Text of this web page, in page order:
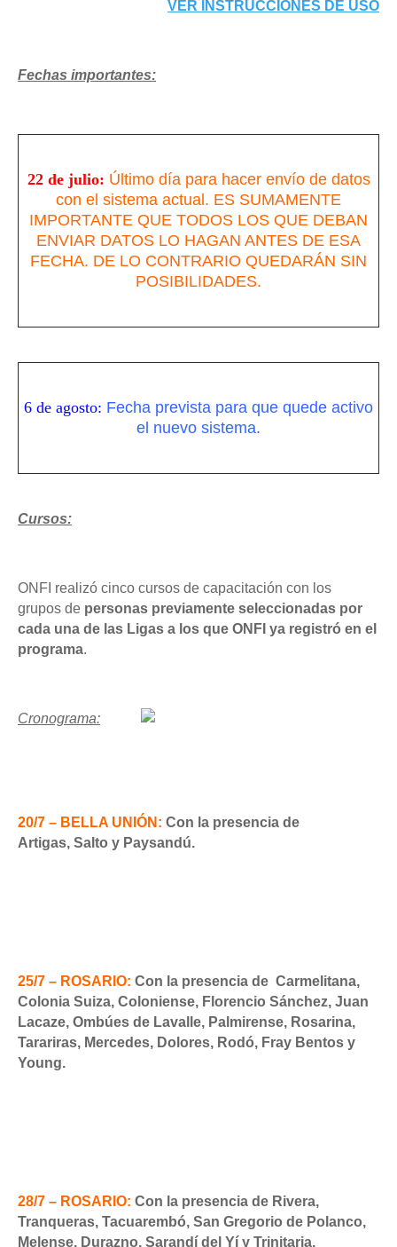
VER INSTRUCCIONES DE USO
Fechas importantes:
22 de julio: Último día para hacer envío de datos
con el sistema actual. ES SUMAMENTE
IMPORTANTE QUE TODOS LOS QUE DEBAN
ENVIAR DATOS LO HAGAN ANTES DE ESA
FECHA. DE LO CONTRARIO QUEDARÁN SIN
POSIBILIDADES.
6 de agosto: Fecha prevista para que quede activo
el nuevo sistema.
Cursos:
ONFI realizó cinco cursos de capacitación con los
grupos de personas previamente seleccionadas por
cada una de las Ligas a los que ONFI ya registró en el
programa.
Cronograma:
20/7 – BELLA UNIÓN: Con la presencia de
Artigas, Salto y Paysandú.
25/7 – ROSARIO: Con la presencia de Carmelitana,
Colonia Suiza, Coloniense, Florencio Sánchez, Juan
Lacaze, Ombúes de Lavalle, Palmirense, Rosarina,
Tarariras, Mercedes, Dolores, Rodó, Fray Bentos y
Young.
28/7 – ROSARIO: Con la presencia de Rivera,
Tranqueras, Tacuarembó, San Gregorio de Polanco,
Melense, Durazno, Sarandí del Yí y Trinitaria.